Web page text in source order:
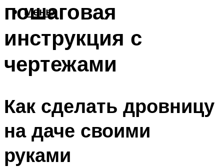
Меню
пошаговая
инструкция с
чертежами
Как сделать дровницу
на даче своими
руками